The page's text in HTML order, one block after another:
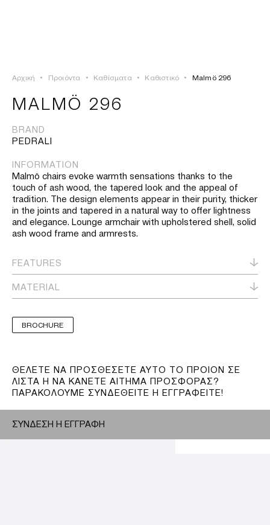
ΠΡΟΪΟΝΤΑ
ΙΣΤΟΡΙΑ
Αρχική • Προιόντα • Καθίσματα • Καθιστικό • Malmö 296
MALMÖ 296
BRAND
PEDRALI
INFORMATION
Malmö chairs evoke warmth sensations thanks to the
touch of ash wood, the tapered look and the appeal of
tradition. The design elements appear in their purity, thicker
in the joints and tapered in a natural way to offer lightness
and elegance. Lounge armchair with upholstered shell, solid
ash wood frame and armrests.
FEATURES
MATERIAL
BROCHURE
ΘΕΛΕΤΕ ΝΑ ΠΡΟΣΘΕΣΕΤΕ ΑΥΤΟ ΤΟ ΠΡΟΙΟΝ ΣΕ
ΛΙΣΤΑ Η ΝΑ ΚΑΝΕΤΕ ΑΙΤΗΜΑ ΠΡΟΣΦΟΡΑΣ?
ΠΑΡΑΚΟΛΟΥΜΕ ΣΥΝΔΕΘΕΙΤΕ Η ΕΓΓΡΑΦΕΙΤΕ!
ΣΥΝΔΕΣΗ Η ΕΓΓΡΑΦΗ